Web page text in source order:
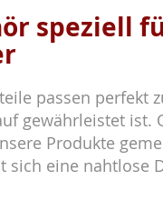
speziell
passen
gewährleistet ist.
Produkte
sich eine